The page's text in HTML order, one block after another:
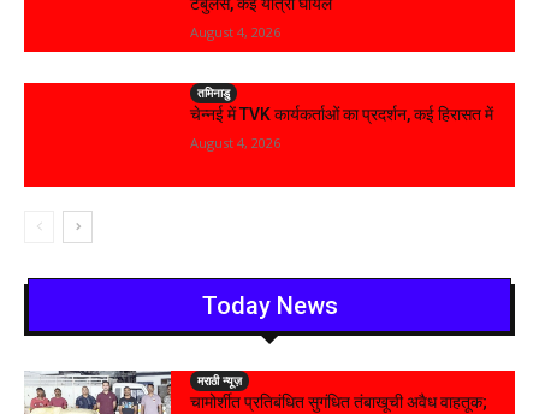
August 4, 2026
तमिनाडु
चेन्नई में TVK कार्यकर्ताओं का प्रदर्शन, कई हिरासत में
August 4, 2026
Today News
मराठी न्यूज़
चामोर्शीत प्रतिबंधित सुगंधित तंबाखूची अवैध वाहतूक;